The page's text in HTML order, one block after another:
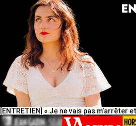
[ENTRETIEN] « Je ne vais pas m’arrêter